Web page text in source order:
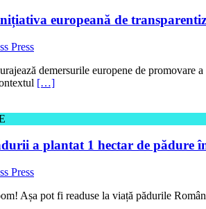
europeană de
Press
demersurile europene de promovare
[…]
a plantat 1 hectar de pădure
Press
Așa pot fi readuse la viață pădurile